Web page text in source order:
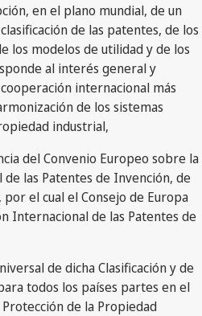
en el plano mundial, de un
de las patentes, de los
los modelos de utilidad y de los
al interés general y
internacional más
de los sistemas
industrial,
del Convenio Europeo sobre la
las Patentes de Invención, de
el cual el Consejo de Europa
Internacional de las Patentes de
de dicha Clasificación y de
todos los países partes en el
de la Propiedad